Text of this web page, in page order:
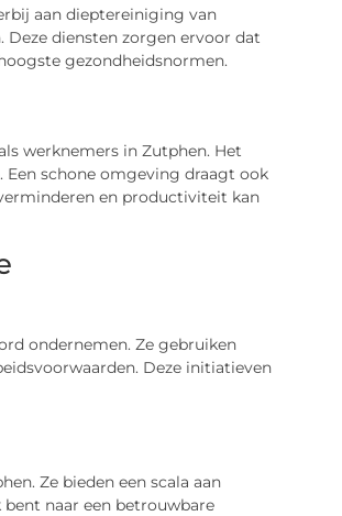
aan dieptereiniging van
diensten zorgen ervoor dat
gezondheidsnormen.
werknemers in Zutphen. Het
schone omgeving draagt ook
en productiviteit kan
ondernemen. Ze gebruiken
Deze initiatieven
Ze bieden een scala aan
naar een betrouwbare